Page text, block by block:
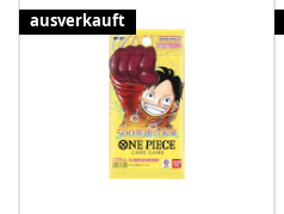
ausverkauft